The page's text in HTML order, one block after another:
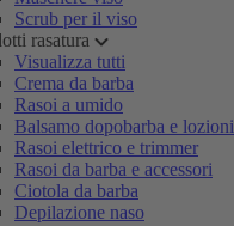
Scrub per il viso
rasatura
Visualizza tutti
Crema da barba
Rasoi a umido
Balsamo dopobarba e lozioni
Rasoi elettrico e trimmer
Rasoi da barba e accessori
Ciotola da barba
Depilazione naso